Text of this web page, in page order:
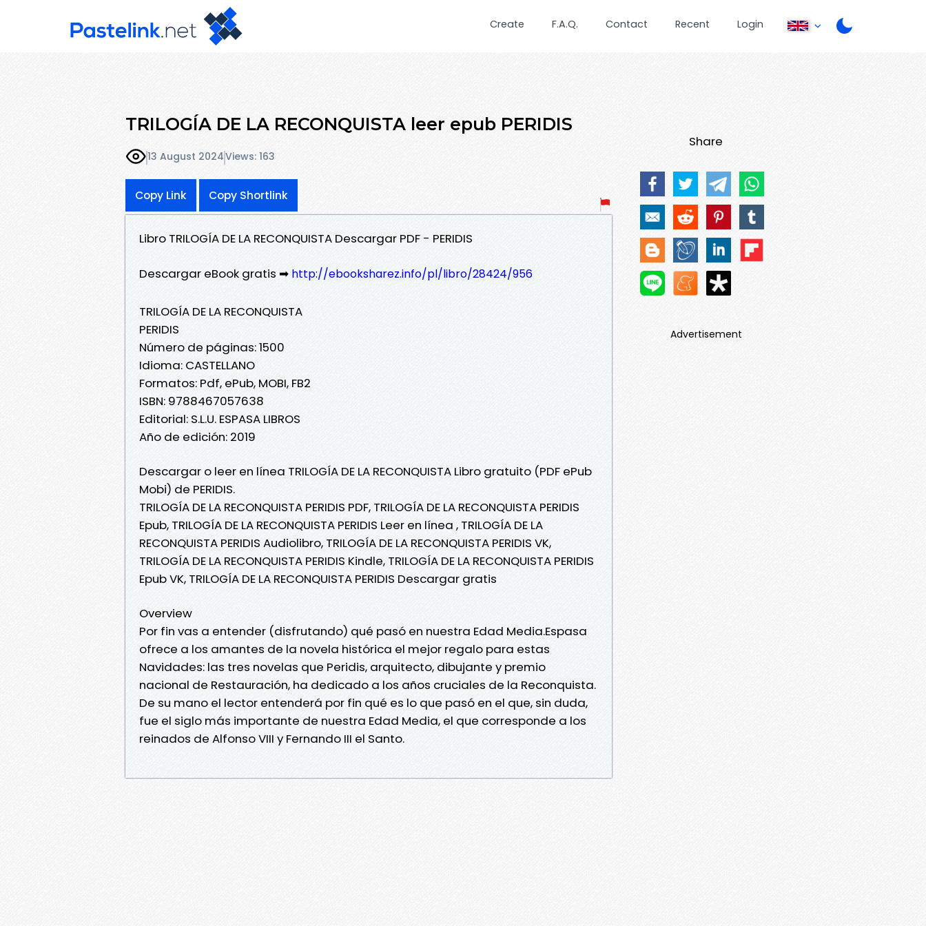
Create F.A.Q. Contact Recent Login
TRILOGÍA DE LA RECONQUISTA leer epub PERIDIS
13 August 2024Views: 163
Copy Link Copy Shortlink
Libro TRILOGÍA DE LA RECONQUISTA Descargar PDF - PERIDIS
Descargar eBook gratis ➡ http://ebooksharez.info/pl/libro/28424/956
TRILOGÍA DE LA RECONQUISTA
PERIDIS
Número de páginas: 1500
Idioma: CASTELLANO
Formatos: Pdf, ePub, MOBI, FB2
ISBN: 9788467057638
Editorial: S.L.U. ESPASA LIBROS
Año de edición: 2019
Descargar o leer en línea TRILOGÍA DE LA RECONQUISTA Libro gratuito (PDF ePub
Mobi) de PERIDIS.
TRILOGÍA DE LA RECONQUISTA PERIDIS PDF, TRILOGÍA DE LA RECONQUISTA PERIDIS
Epub, TRILOGÍA DE LA RECONQUISTA PERIDIS Leer en línea , TRILOGÍA DE LA
RECONQUISTA PERIDIS Audiolibro, TRILOGÍA DE LA RECONQUISTA PERIDIS VK,
TRILOGÍA DE LA RECONQUISTA PERIDIS Kindle, TRILOGÍA DE LA RECONQUISTA PERIDIS
Epub VK, TRILOGÍA DE LA RECONQUISTA PERIDIS Descargar gratis
Overview
Por fin vas a entender (disfrutando) qué pasó en nuestra Edad Media.Espasa
ofrece a los amantes de la novela histórica el mejor regalo para estas
Navidades: las tres novelas que Peridis, arquitecto, dibujante y premio
nacional de Restauración, ha dedicado a los años cruciales de la Reconquista.
De su mano el lector entenderá por fin qué es lo que pasó en el que, sin duda,
fue el siglo más importante de nuestra Edad Media, el que corresponde a los
reinados de Alfonso VIII y Fernando III el Santo.
Share
Advertisement